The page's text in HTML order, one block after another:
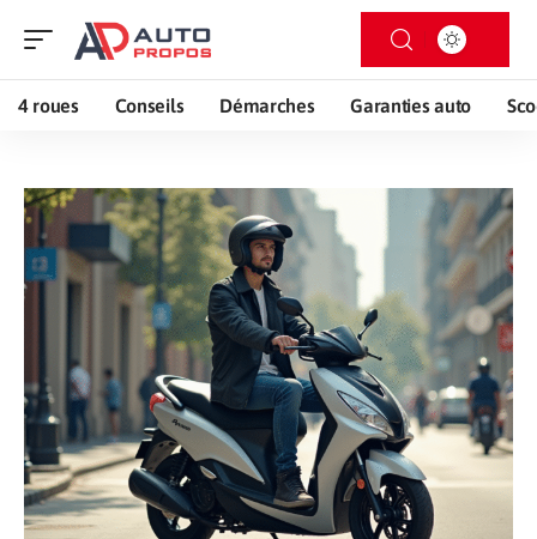
4 roues Conseils Démarches Garanties auto